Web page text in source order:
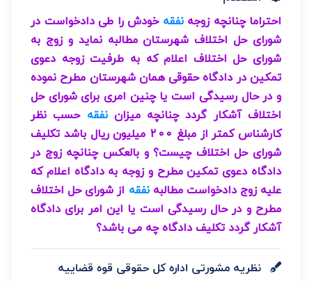
احتراما چنانچه زوجهنفقه خودش را طی دادخواست در
شورای حل اختلاف شهرستان مطالبه نماید و زوج به
شورای حل اختلاف اعلام که به طرفیت زوجه دعوی
تمکین در دادگاه حقوقی همان شهرستان مطرح نموده
و در حال رسیدگی است یا چنین امری برای شورای حل
اختلاف آشکار گردد چنانچه میزاننفقه حسب نظر
کارشناس کمتر از مبلغ 200 میلیون ریال باشد تکلیف
شورای حل اختلاف چیست؟ و بالعکس چنانچه زوج در
دادگاه دعوی تمکین مطرح و زوجه به دادگاه اعلام که
علیه زوج دادخواست مطالبهنفقه از شورای حل اختلاف
مطرح و در حال رسیدگی است یا این امر برای دادگاه
آشکار گردد تکلیف دادگاه چه می باشد؟
نظریه مشورتی اداره کل حقوقی قوه قضاییه